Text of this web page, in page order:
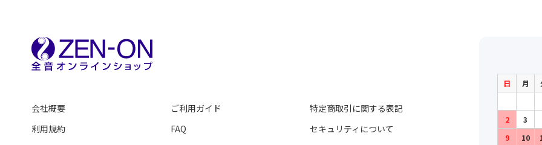
会社概要
利用規約
ご利用ガイド
FAQ
特定商取引に関する表記
セキュリティについて
日 月
2 3
9
10